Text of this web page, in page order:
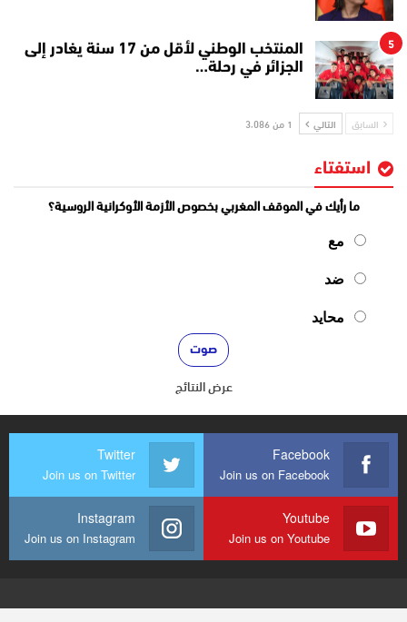
5
المنتخب الوطني لأقل من 17 سنة يغادر إلى
الجزائر في رحلة…
السابق التالي 1 من 3٬086
استفتاء
ما رأيك في الموقف المغربي بخصوص الأزمة الأوكرانية الروسية؟
مع
ضد
محايد
عرض النتائج
Facebook
Join us on Facebook
Twitter
Join us on Twitter
Youtube
Join us on Youtube
Instagram
Join us on Instagram